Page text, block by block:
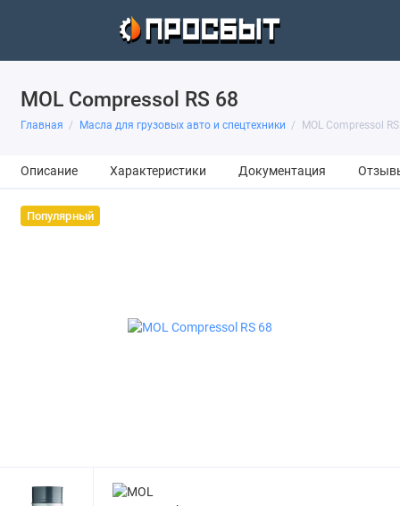
MOL Compressol RS 68
Главная Масла для грузовых авто и спецтехники MOL Compressol
Описание Характеристики Документация
Популярный